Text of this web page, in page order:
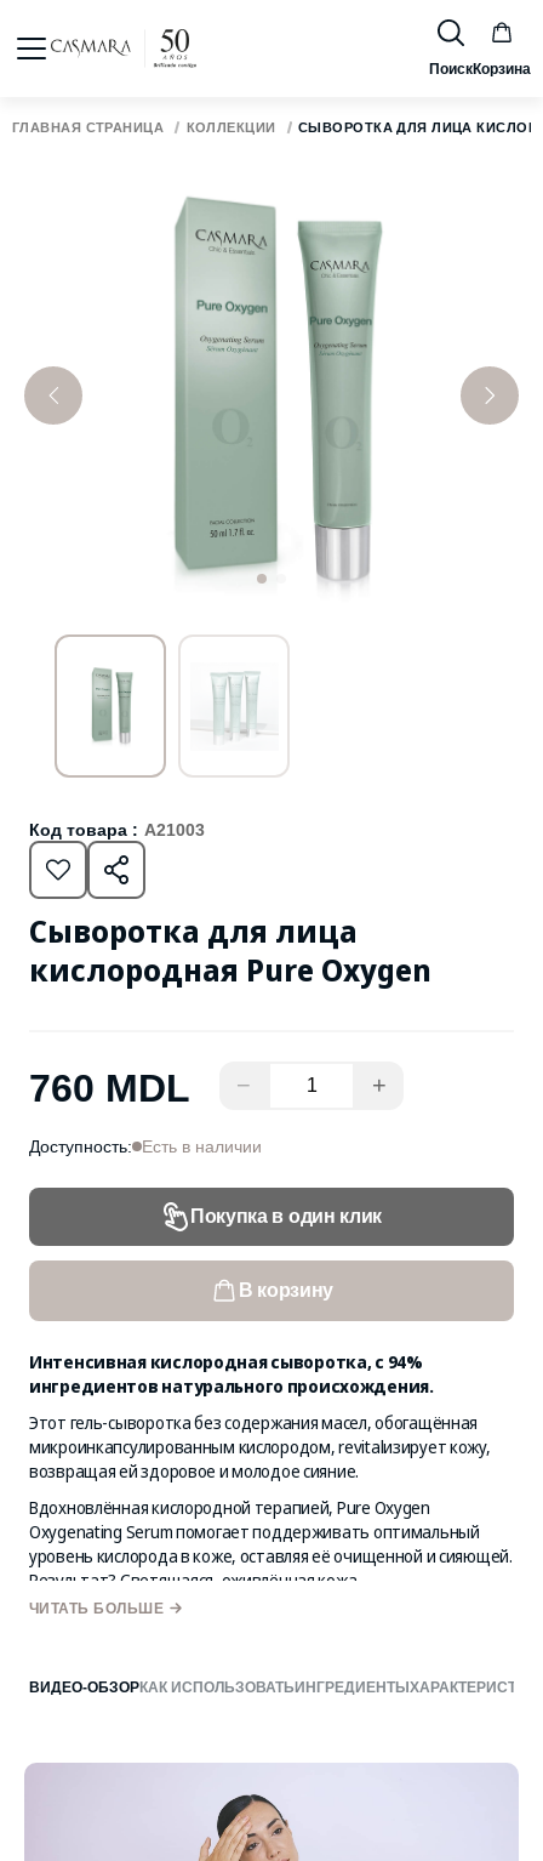
ПоискКорзина
ГЛАВНАЯ СТРАНИЦА КОЛЛЕКЦИИ СЫВОРОТКА ДЛЯ ЛИЦА
Код товара : A21003
Сыворотка для лица
кислородная Pure Oxygen
760 MDL − +
Доступность: Есть в наличии
Покупка в один клик
В корзину
Интенсивная кислородная сыворотка, с 94%
ингредиентов натурального происхождения.
Этот гель-сыворотка без содержания масел, обогащённая
микроинкапсулированным кислородом, revitalизирует кожу,
возвращая ей здоровое и молодое сияние.
Вдохновлённая кислородной терапией, Pure Oxygen
Oxygenating Serum помогает поддерживать оптимальный
уровень кислорода в коже, оставляя её очищенной и сияющей.
Результат? Светящаяся, оживлённая кожа.
МИКРОИНКАПСУЛИРОВАННЫЙ
C-
ЧИТАТЬ БОЛЬШЕ
ВИДЕО-ОБЗОРКАК ИСПОЛЬЗОВАТЬИНГРЕДИЕНТЫ